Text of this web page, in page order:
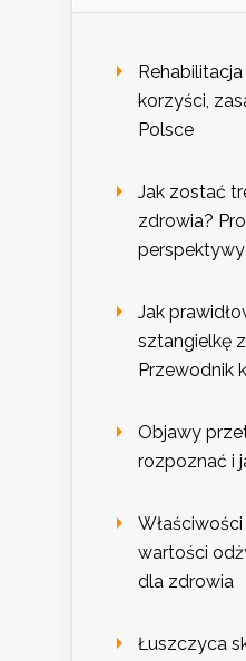
korzyści,
Polsce
Jak zostać
zdrowia?
Jak
sztangielkę
Przewodnik
Objawy
rozpoznać i
wartości
dla zdrowia
Łuszczyca